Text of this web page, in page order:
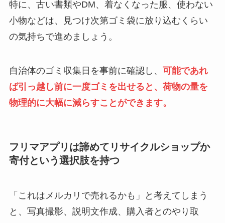
特に、古い書類やDM、着なくなった服、使わない
小物などは、見つけ次第ゴミ袋に放り込むくらい
の気持ちで進めましょう。
自治体のゴミ収集日を事前に確認し、 可能であれ
ば引っ越し前に一度ゴミを出せると、荷物の量を
物理的に大幅に減らすことができます。
フリマアプリは諦めてリサイクルショップか
寄付という選択肢を持つ
「これはメルカリで売れるかも」と考えてしまう
と、写真撮影、説明文作成、購入者とのやり取